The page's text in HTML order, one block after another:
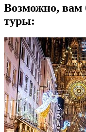
Возможно, вам
туры: